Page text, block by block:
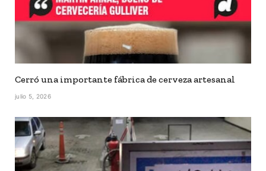
Cerró una importante fábrica de cerveza artesanal
julio 5, 2026